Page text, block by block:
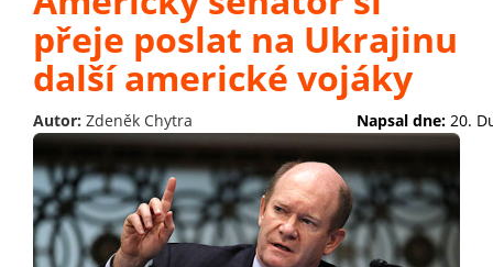
přeje poslat na Ukrajinu
další americké vojáky
Autor: Zdeněk Chytra Napsal dne: 20.